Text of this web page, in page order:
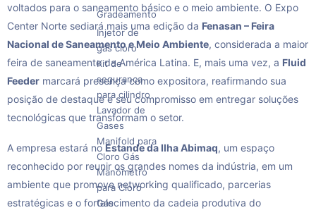
Gradeamento
Injetor de
gás cloro
Kit de
segurança
para cilindro
Lavador de
Gases
Manifold para
Cloro Gás
Manômetro
para Cloro
Gás
voltados para o saneamento básico e o meio ambiente. O Expo
Center Norte sediará mais uma edição da Fenasan – Feira
Nacional de Saneamento e Meio Ambiente, considerada a maior
feira de saneamento da América Latina. E, mais uma vez, a Fluid
Feeder marcará presença como expositora, reafirmando sua
posição de destaque e seu compromisso em entregar soluções
tecnológicas que transformam o setor.
A empresa estará noEstande da Ilha Abimaq, um espaço
reconhecido por reunir os grandes nomes da indústria, em um
ambiente que promove networking qualificado, parcerias
estratégicas e o fortalecimento da cadeia produtiva do